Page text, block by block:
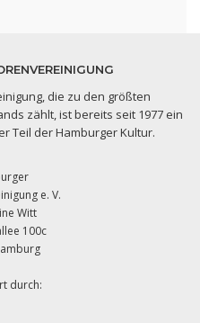
die zu den größten
zählt, ist bereits seit 1977 ein
Teil der Hamburger Kultur.
e. V.
Witt
100c
durch: